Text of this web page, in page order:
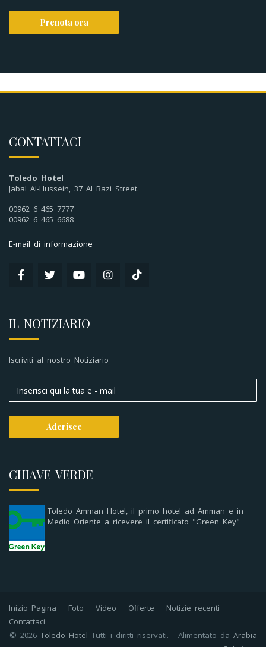
Prenota ora
CONTATTACI
Toledo Hotel
Jabal Al-Hussein, 37 Al Razi Street.
00962 6 465 7777
00962 6 465 6688
E-mail di informazione
IL NOTIZIARIO
Iscriviti al nostro Notiziario
CHIAVE VERDE
Toledo Amman Hotel, il primo hotel ad Amman e in
Medio Oriente a ricevere il certificato "Green Key"
Inizio Pagina Foto Video Offerte
Notizie recenti
Contattaci
© 2026 Toledo Hotel Tutti i diritti riservati. - Alimentato da Arabia